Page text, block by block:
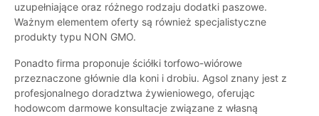
uzupełniające oraz różnego rodzaju dodatki paszowe.
Ważnym elementem oferty są również specjalistyczne
produkty typu NON GMO.
Ponadto firma proponuje ściółki torfowo-wiórowe
przeznaczone głównie dla koni i drobiu. Agsol znany jest z
profesjonalnego doradztwa żywieniowego, oferując
hodowcom darmowe konsultacje związane z własną